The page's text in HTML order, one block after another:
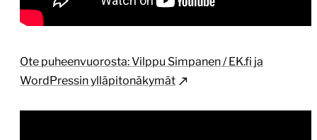
Ote puheenvuorosta: Vilppu Simpanen / EK.fi ja
WordPressin ylläpitonäkymät